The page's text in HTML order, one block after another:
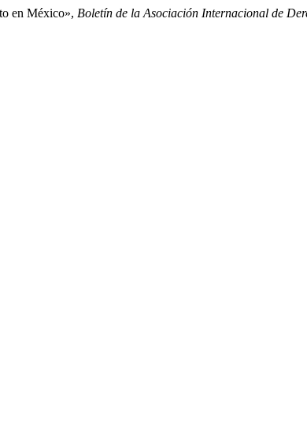
en México», Boletín de la Asociación Internacional de